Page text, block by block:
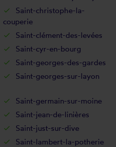
Saint-christophe-la-
couperie
Saint-clément-des-levées
Saint-cyr-en-bourg
Saint-georges-des-gardes
Saint-georges-sur-layon
Saint-germain-sur-moine
Saint-jean-de-linières
Saint-just-sur-dive
Saint-lambert-la-potherie